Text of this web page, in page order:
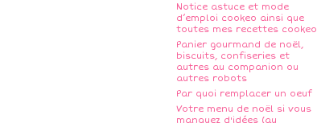
Notice astuce et mode
d’emploi cookeo ainsi que
toutes mes recettes cookeo
Panier gourmand de noël,
biscuits, confiseries et
autres au companion ou
autres robots
Par quoi remplacer un oeuf
Votre menu de noël si vous
manquez d'idées (au